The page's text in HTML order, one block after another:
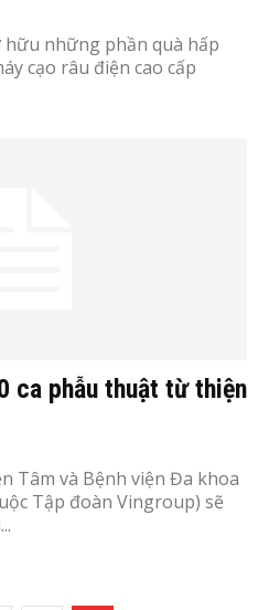
hữu những phần quà hấp
cạo râu điện cao cấp
ca phẫu thuật từ thiện
Tâm và Bệnh viện Đa khoa
Tập đoàn Vingroup) sẽ